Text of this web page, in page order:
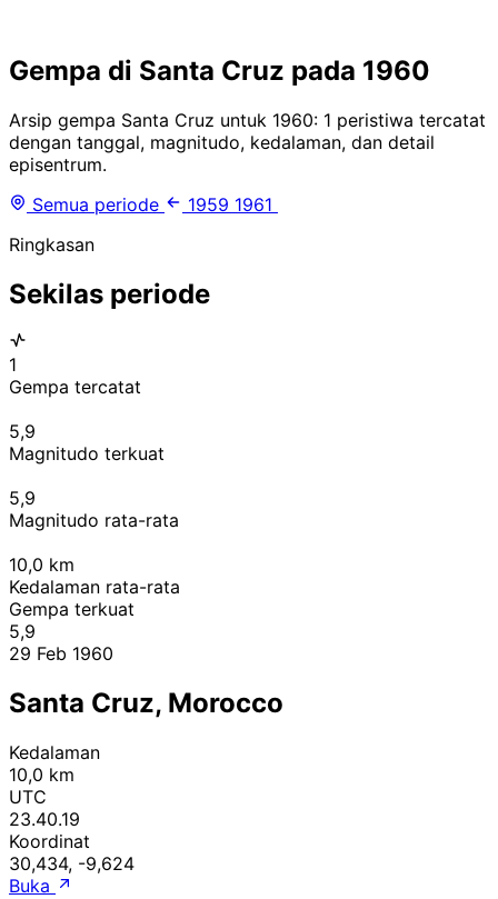
Gempa di Santa Cruz pada 1960
Arsip gempa Santa Cruz untuk 1960: 1 peristiwa tercatat
dengan tanggal, magnitudo, kedalaman, dan detail
episentrum.
Semua periode
1959 1961
Ringkasan
Sekilas periode
1
Gempa tercatat
5,9
Magnitudo terkuat
5,9
Magnitudo rata-rata
10,0 km
Kedalaman rata-rata
Gempa terkuat
5,9
29 Feb 1960
Santa Cruz, Morocco
Kedalaman
10,0 km
UTC
23.40.19
Koordinat
30,434, -9,624
Buka